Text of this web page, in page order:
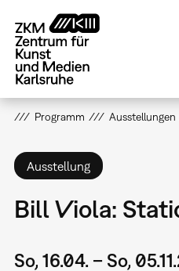
zum
Inhalt
Programm Ausstellungen
Ausstellung
Bill Viola:
So, 16.04. – So,